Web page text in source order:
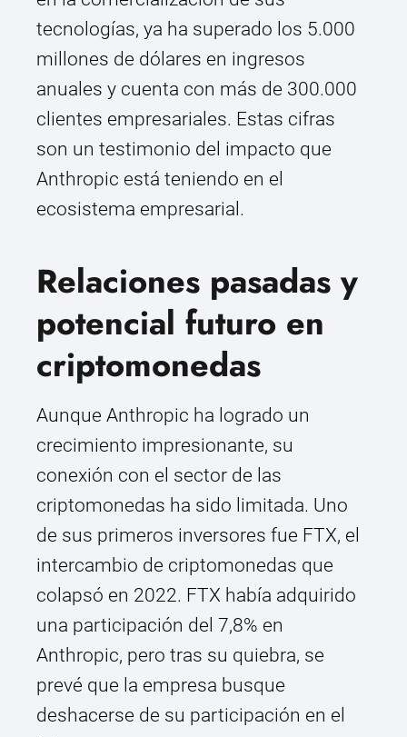
tecnologías, ya ha superado los 5.000
millones de dólares en ingresos
anuales y cuenta con más de 300.000
clientes empresariales. Estas cifras
son un testimonio del impacto que
Anthropic está teniendo en el
ecosistema empresarial.
Relaciones pasadas y
potencial futuro en
criptomonedas
Aunque Anthropic ha logrado un
crecimiento impresionante, su
conexión con el sector de las
criptomonedas ha sido limitada. Uno
de sus primeros inversores fue FTX, el
intercambio de criptomonedas que
colapsó en 2022. FTX había adquirido
una participación del 7,8% en
Anthropic, pero tras su quiebra, se
prevé que la empresa busque
deshacerse de su participación en el